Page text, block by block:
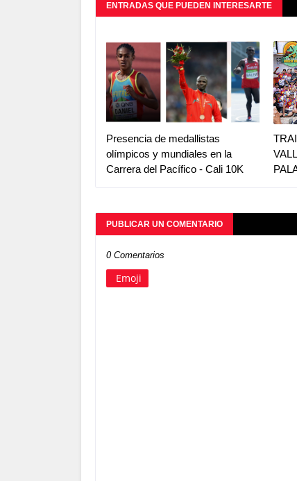
ENTRADAS QUE PUEDEN INTERESARTE
Presencia de medallistas
olímpicos y mundiales en la
Carrera del Pacífico - Cali 10K
PUBLICAR UN COMENTARIO
0 Comentarios
Emoji